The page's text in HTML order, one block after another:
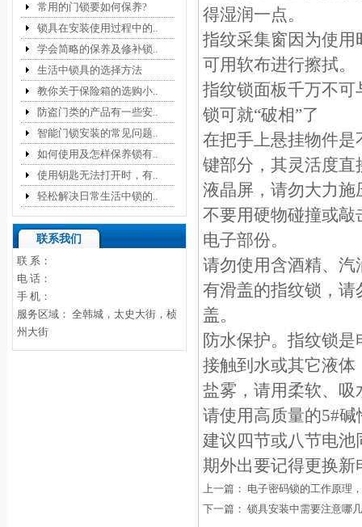
常用的门锁要如何保养?
锁具在安装使用过程中的..
学会简略的保养及修补锁..
生活中锁具的选择方法
教你关于保险箱的选购小..
防盗门类的产品有一些安..
智能门锁安装的常见问题..
如何使用及怎样保养锁有..
使用钥匙无法打开时，有..
轻松解决日常生活中锁的..
联系我们
联 系：
电 话：
手 机：
服务区域： 全韩城，太史大街，桢
州大街
得湿润一点。
指纹采集窗因为使
可用软布进行擦拭。
指纹锁面板千万不
锁可就“破相”了
在把手上悬挂物件
键部分，其灵活度
液晶屏，请勿大力施
不要用硬物碰撞或
电子部份。
请勿使用含酒精、
有滑盖的指纹锁，
盖。
防水保护。指纹锁
接触到水或其它液
盐雾，请用柔软、
请使用高质量的5#
建议四节或八节电
期外出要记得更换
上一篇： 电子密码锁的工作原理
下一篇： 锁具安装中需要注意哪